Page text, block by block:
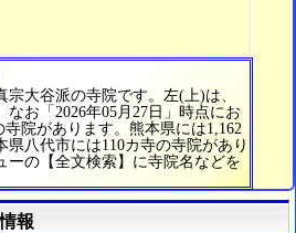
大谷派の寺院です。左(上)は、
お「2026年05月27日」時点にお
院があります。熊本県には1,162
八代市には110カ寺の寺院があり
ーの【全文検索】に寺院名などを
報